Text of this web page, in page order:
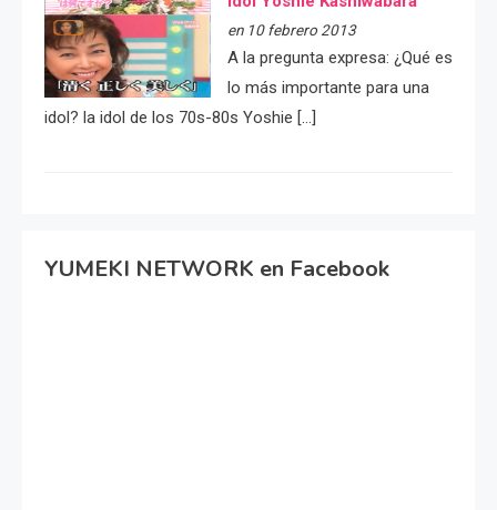
en 10 febrero 2013
A la pregunta expresa: ¿Qué es
lo más importante para una
idol? la idol de los 70s-80s Yoshie […]
YUMEKI NETWORK en Facebook